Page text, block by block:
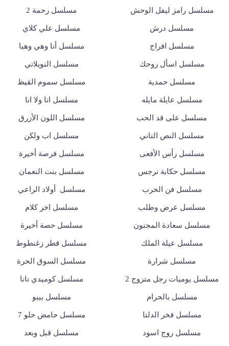
مسلسل رامز ليفل الوحش مسلسل رحمة 2
مسلسل درش مسلسل علي كلاي
مسلسل افراج مسلسل أنا وهي وهيا
مسلسل اسأل روحك مسلسل النويلاتي
مسلسل حمدية مسلسل سموم القيظ
مسلسل عايلة مايله مسلسل انا ولا انا
مسلسل على قد الحب مسلسل اللون الأزرق
مسلسل النص التاني مسلسل اب ولكن
مسلسل رأس الأفعى مسلسل فرصة أخيرة
مسلسل حكاية نرجس مسلسل بنت النعمان
مسلسل فن الحرب مسلسل أولاد الراعي
مسلسل عرض وطلب مسلسل اخر كلام
مسلسل سعادة المجنون مسلسل حصة أخيرة
مسلسل عيلة الملك مسلسل قطر زغنطوط
مسلسل شرارة مسلسل السوق الحرة
مسلسل يوميات رجل متزوج 2 مسلسل كوميدي تانا
مسلسل بالحرام مسلسل بيبو
مسلسل فخر الدلتا مسلسل حامض حلو 7
مسلسل روج اسود مسلسل قبل وبعد